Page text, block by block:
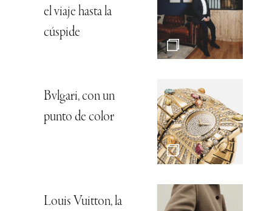
el viaje hasta la
cúspide
Bvlgari, con un
punto de color
Louis Vuitton, la